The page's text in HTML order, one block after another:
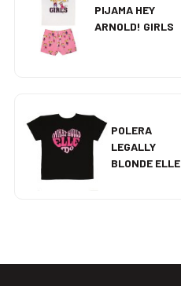
PIJAMA HEY
ARNOLD! GIRLS
POLERA
LEGALLY
BLONDE ELLE